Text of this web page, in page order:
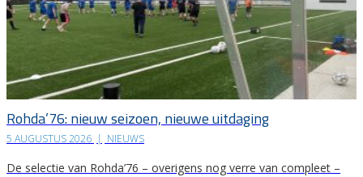
Rohda’76: nieuw seizoen, nieuwe uitdaging
5 AUGUSTUS 2026 | NIEUWS
De selectie van Rohda’76 – overigens nog verre van compleet –